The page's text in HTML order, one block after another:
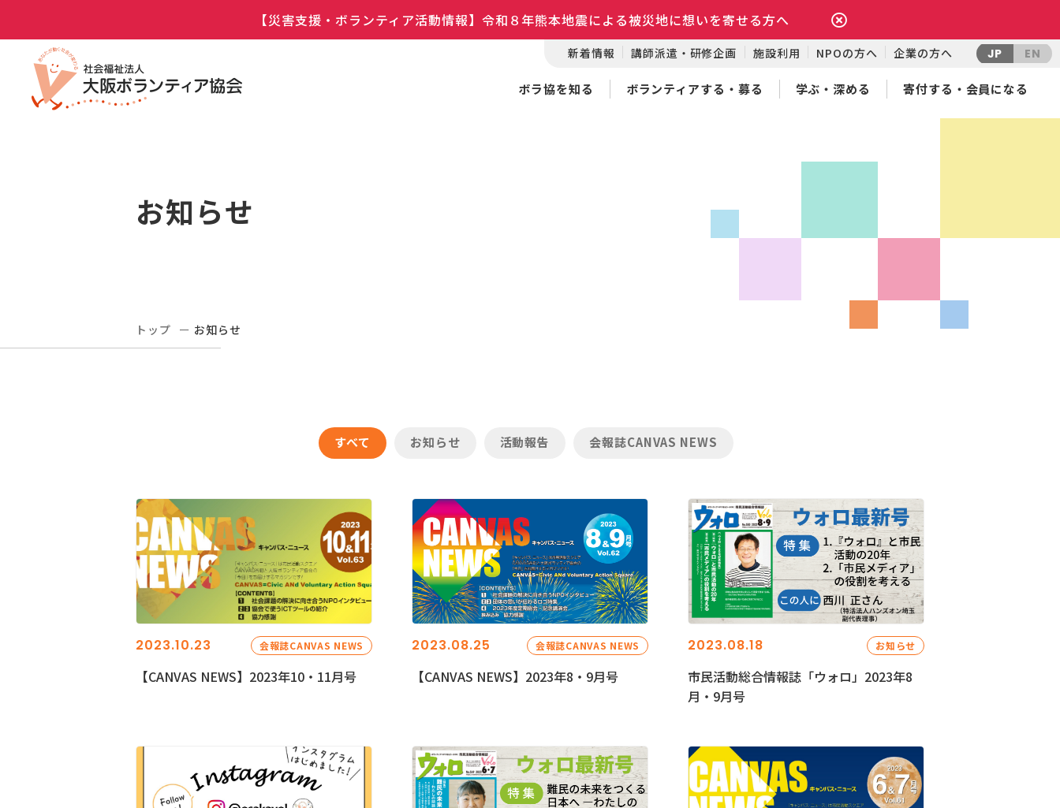
【災害支援・ボランティア活動情報】令和８年熊本地震による被災地に想いを寄せる方へ
新着情報 講師派遣・研修企画 施設利用 NPOの方へ 企業の方へ JP EN
ボラ協を知る ボランティアする・募る 学ぶ・深める 寄付する・会員になる
お知らせ
トップ お知らせ
すべて お知らせ 活動報告 会報誌CANVAS NEWS
2023.10.23 会報誌CANVAS NEWS
【CANVAS NEWS】2023年10・11月号
2023.08.25 会報誌CANVAS NEWS
【CANVAS NEWS】2023年8・9月号
2023.08.18 お知らせ
市民活動総合情報誌「ウォロ」2023年8
月・9月号